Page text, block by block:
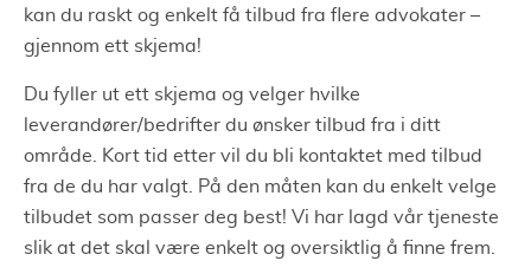
kan du raskt og enkelt få tilbud fra flere advokater –
gjennom ett skjema!
Du fyller ut ett skjema og velger hvilke
leverandører/bedrifter du ønsker tilbud fra i ditt
område. Kort tid etter vil du bli kontaktet med tilbud
fra de du har valgt. På den måten kan du enkelt velge
tilbudet som passer deg best! Vi har lagd vår tjeneste
slik at det skal være enkelt og oversiktlig å finne frem.